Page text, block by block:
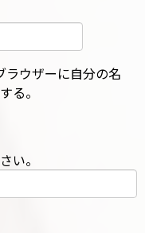
ウザーに自分の名
る。
い。